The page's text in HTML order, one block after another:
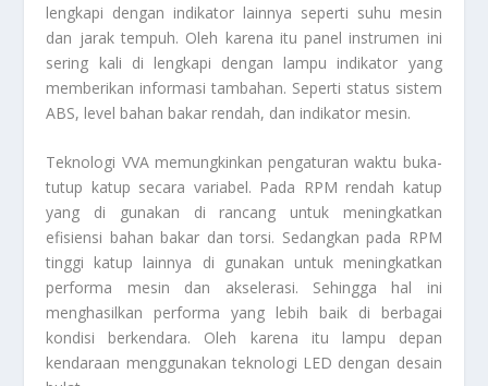
lengkapi dengan indikator lainnya seperti suhu mesin
dan jarak tempuh. Oleh karena itu panel instrumen ini
sering kali di lengkapi dengan lampu indikator yang
memberikan informasi tambahan. Seperti status sistem
ABS, level bahan bakar rendah, dan indikator mesin.
Teknologi VVA memungkinkan pengaturan waktu buka-
tutup katup secara variabel. Pada RPM rendah katup
yang di gunakan di rancang untuk meningkatkan
efisiensi bahan bakar dan torsi. Sedangkan pada RPM
tinggi katup lainnya di gunakan untuk meningkatkan
performa mesin dan akselerasi. Sehingga hal ini
menghasilkan performa yang lebih baik di berbagai
kondisi berkendara. Oleh karena itu lampu depan
kendaraan menggunakan teknologi LED dengan desain